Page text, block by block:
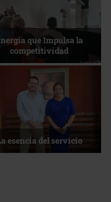
que Impulsa la
competitividad
esencia del servicio